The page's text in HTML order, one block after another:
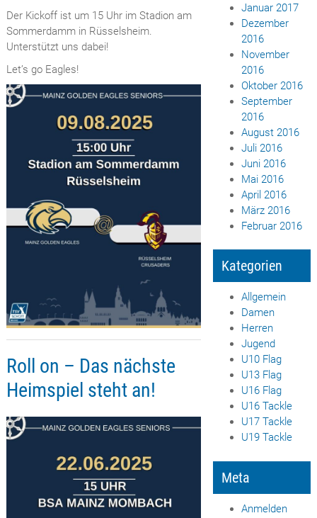
Der Kickoff ist um 15 Uhr im Stadion am
Sommerdamm in Rüsselsheim.
Unterstützt uns dabei!
Let’s go Eagles!
Roll on – Das nächste
Heimspiel steht an!
Januar 2017
Dezember
2016
November
2016
Oktober 2016
September
2016
August 2016
Juli 2016
Juni 2016
Mai 2016
April 2016
März 2016
Februar 2016
Kategorien
Allgemein
Damen
Herren
Jugend
U10 Flag
U13 Flag
U16 Flag
U16 Tackle
U17 Tackle
U19 Tackle
Meta
Anmelden